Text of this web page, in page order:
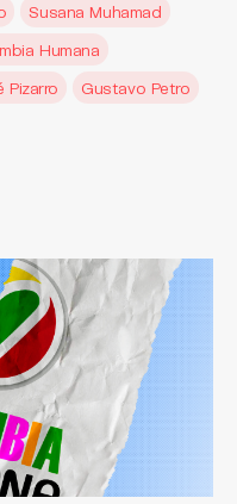
Susana Muhamad
Humana
Pizarro Gustavo Petro